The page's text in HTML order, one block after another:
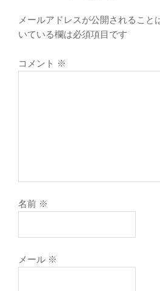
メールアドレスが公開されること
いている欄は必須項目です
コメント ※
名前 ※
メール ※